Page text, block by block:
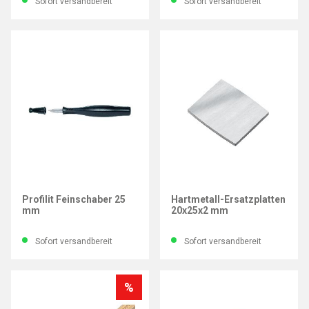
Profilit Feinschaber 25
mm
Sofort versandbereit
Hartmetall-Ersatzplatten
20x25x2 mm
Sofort versandbereit
%